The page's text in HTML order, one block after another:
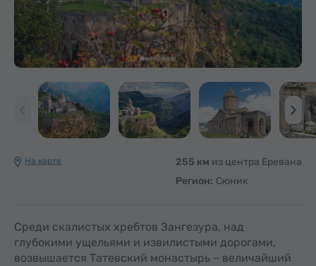
На карте 255 км из центра Еревана
Регион: Сюник
Среди скалистых хребтов Зангезура, над
глубокими ущельями и извилистыми дорогами,
возвышается Татевский монастырь – величайший